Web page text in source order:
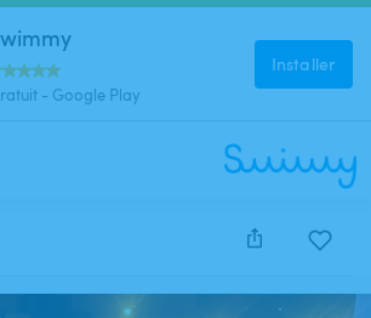
- Google Play
Installer
est close et ne peut être réservée.